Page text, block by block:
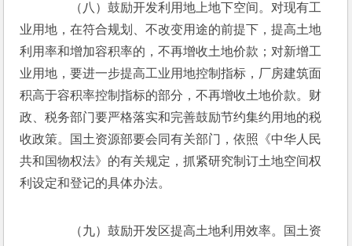
（八）鼓励开发利用地上地下空间。对现有工
业用地，在符合规划、不改变用途的前提下，提高土地
利用率和增加容积率的，不再增收土地价款；对新增工
业用地，要进一步提高工业用地控制指标，厂房建筑面
积高于容积率控制指标的部分，不再增收土地价款。财
政、税务部门要严格落实和完善鼓励节约集约用地的税
收政策。国土资源部要会同有关部门，依照《中华人民
共和国物权法》的有关规定，抓紧研究制订土地空间权
利设定和登记的具体办法。
（九）鼓励开发区提高土地利用效率。国土资